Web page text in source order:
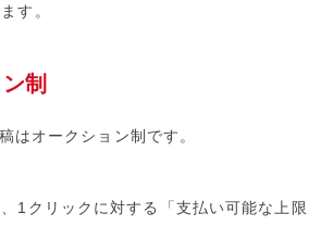
す。
制
はオークション制です。
、1クリックに対する「支払い可能な上限